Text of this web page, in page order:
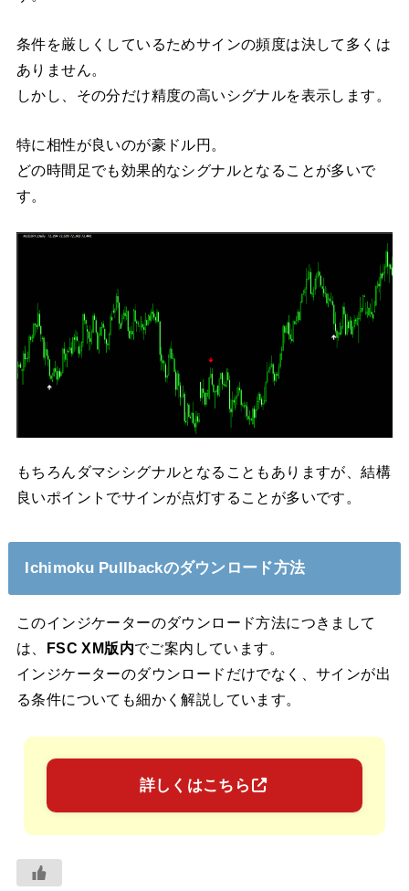
条件を厳しくしているためサインの頻度は決して多くは
ありません。
しかし、その分だけ精度の高いシグナルを表示します。
特に相性が良いのが豪ドル円。
どの時間足でも効果的なシグナルとなることが多いで
す。
もちろんダマシシグナルとなることもありますが、結構
良いポイントでサインが点灯することが多いです。
Ichimoku Pullbackのダウンロード方法
このインジケーターのダウンロード方法につきまして
は、
FSC XM版内でご案内しています。
インジケーターのダウンロードだけでなく、サインが出
る条件についても細かく解説しています。
詳しくはこちら